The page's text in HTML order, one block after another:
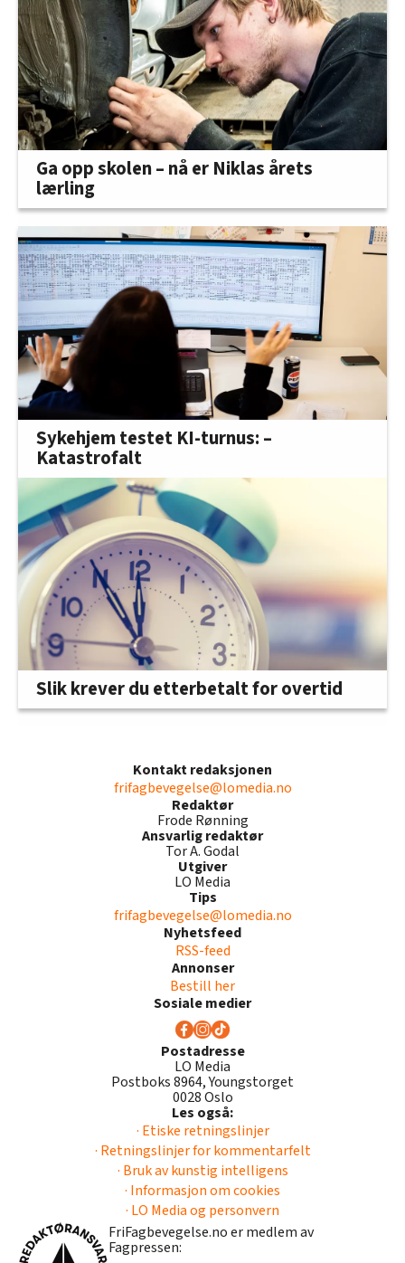
Ga opp skolen – nå er Niklas årets
lærling
Sykehjem testet KI-turnus: –
Katastrofalt
Slik krever du etterbetalt for overtid
Kontakt redaksjonen
frifagbevegelse@lomedia.no
Redaktør
Frode Rønning
Ansvarlig redaktør
Tor A. Godal
Utgiver
LO Media
Tips
frifagbevegelse@lomedia.no
Nyhetsfeed
RSS-feed
Annonser
Bestill her
Sosiale medier
Postadresse
LO Media
Postboks 8964, Youngstorget
0028 Oslo
Les også:
· Etiske retningslinjer
· Retningslinjer for kommentarfelt
· Bruk av kunstig intelligens
· Informasjon om cookies
· LO Media og personvern
FriFagbevegelse.no er medlem av
Fagpressen: